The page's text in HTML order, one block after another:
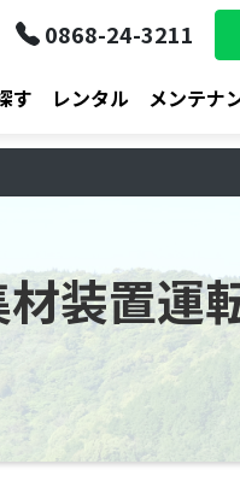
す レンタル メンテナ
0868-24-3211
装置運